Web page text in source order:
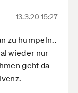
13.3.20 15:27
zu humpeln..
wieder nur
geht da